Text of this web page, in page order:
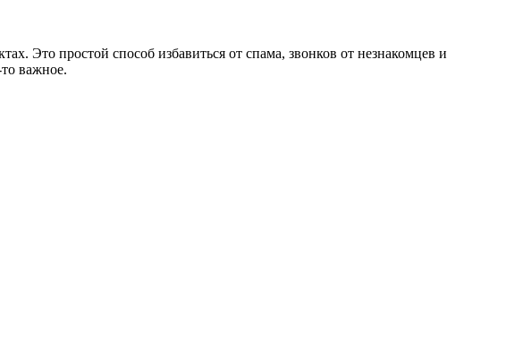
Это простой способ избавиться от спама, звонков от незнакомцев и
важное.